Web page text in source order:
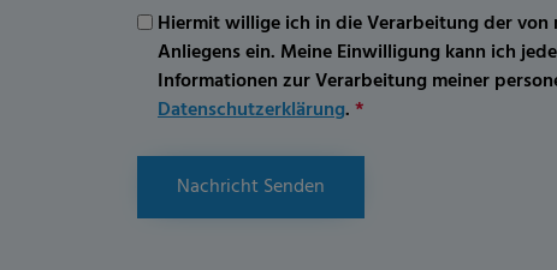
Hiermit willige ich in die Verarbeitung der von
Anliegens ein. Meine Einwilligung kann ich
Informationen zur Verarbeitung meiner
Datenschutzerklärung.*
Nachricht Senden